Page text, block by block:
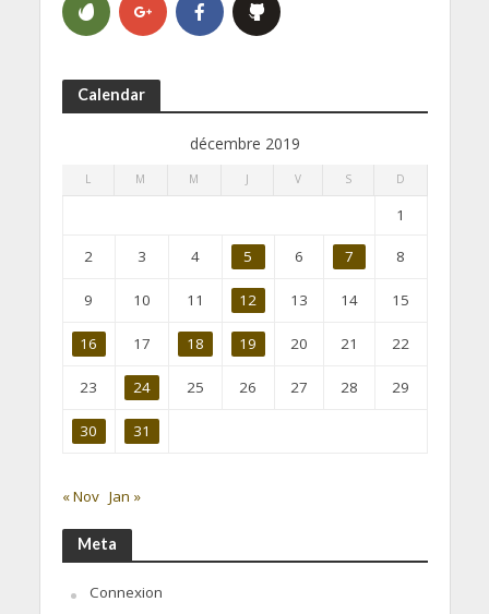
Calendar
décembre 2019
L M M J V S D
1
2 3 4 5 6 7 8
9 10 11 12 13 14 15
16 17 18 19 20 21 22
23 24 25 26 27 28 29
30 31
« Nov Jan »
Meta
Connexion